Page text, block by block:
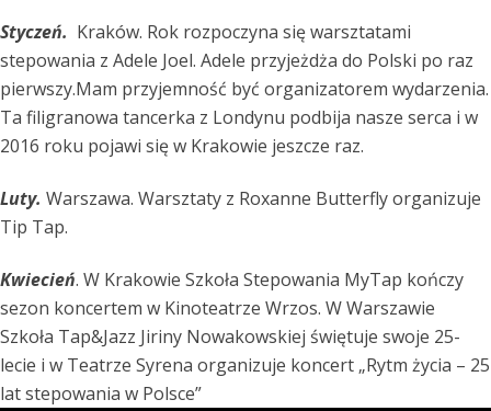
Styczeń. Kraków. Rok rozpoczyna się warsztatami
stepowania z Adele Joel. Adele przyjeżdża do Polski po raz
pierwszy.Mam przyjemność być organizatorem wydarzenia.
Ta filigranowa tancerka z Londynu podbija nasze serca i w
2016 roku pojawi się w Krakowie jeszcze raz.
Luty. Warszawa. Warsztaty z Roxanne Butterfly organizuje
Tip Tap.
Kwiecień. W Krakowie Szkoła Stepowania MyTap kończy
sezon koncertem w Kinoteatrze Wrzos. W Warszawie
Szkoła Tap&Jazz Jiriny Nowakowskiej świętuje swoje 25-
lecie i w Teatrze Syrena organizuje koncert „Rytm życia – 25
lat stepowania w Polsce”